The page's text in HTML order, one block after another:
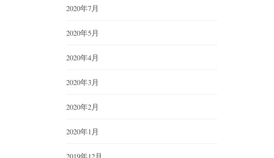
2020年7月
2020年5月
2020年4月
2020年3月
2020年2月
2020年1月
2019年12月